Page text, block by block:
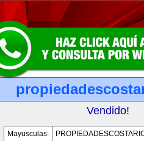
Vendido!
Mayusculas: